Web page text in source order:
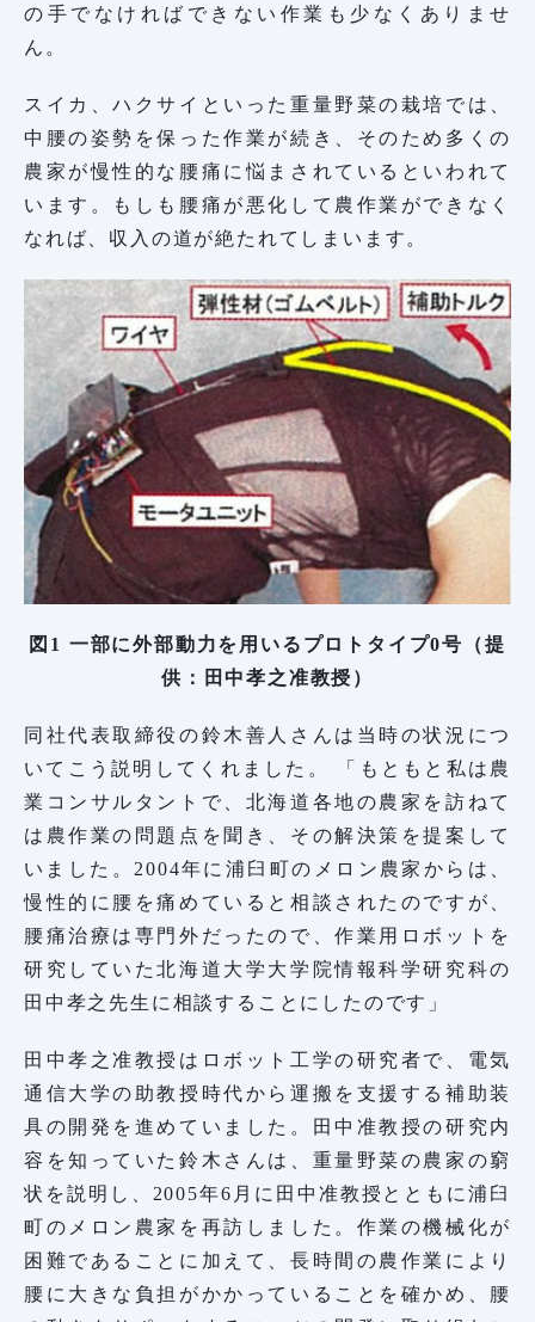
の手でなければできない作業も少なくありませ
ん。
スイカ、ハクサイといった重量野菜の栽培では、
中腰の姿勢を保った作業が続き、そのため多くの
農家が慢性的な腰痛に悩まされているといわれて
います。もしも腰痛が悪化して農作業ができなく
なれば、収入の道が絶たれてしまいます。
図1 一部に外部動力を用いるプロトタイプ0号（提
供：田中孝之准教授）
同社代表取締役の鈴木善人さんは当時の状況につ
いてこう説明してくれました。 「もともと私は農
業コンサルタントで、北海道各地の農家を訪ねて
は農作業の問題点を聞き、その解決策を提案して
いました。2004年に浦臼町のメロン農家からは、
慢性的に腰を痛めていると相談されたのですが、
腰痛治療は専門外だったので、作業用ロボットを
研究していた北海道大学大学院情報科学研究科の
田中孝之先生に相談することにしたのです」
田中孝之准教授はロボット工学の研究者で、電気
通信大学の助教授時代から運搬を支援する補助装
具の開発を進めていました。田中准教授の研究内
容を知っていた鈴木さんは、重量野菜の農家の窮
状を説明し、2005年6月に田中准教授とともに浦臼
町のメロン農家を再訪しました。作業の機械化が
困難であることに加えて、長時間の農作業により
腰に大きな負担がかかっていることを確かめ、腰